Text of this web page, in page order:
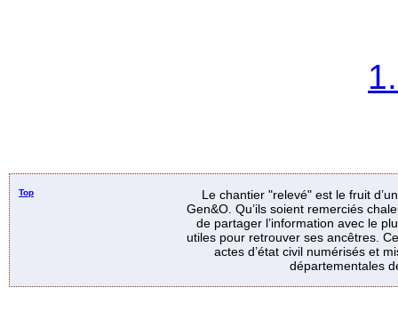
Top
Le chantier "relevé" est le fruit
Gen&O. Qu’ils soient remerciés
de partager l’information avec le
utiles pour retrouver ses ancêtres.
actes d’état civil numérisés et
départementales